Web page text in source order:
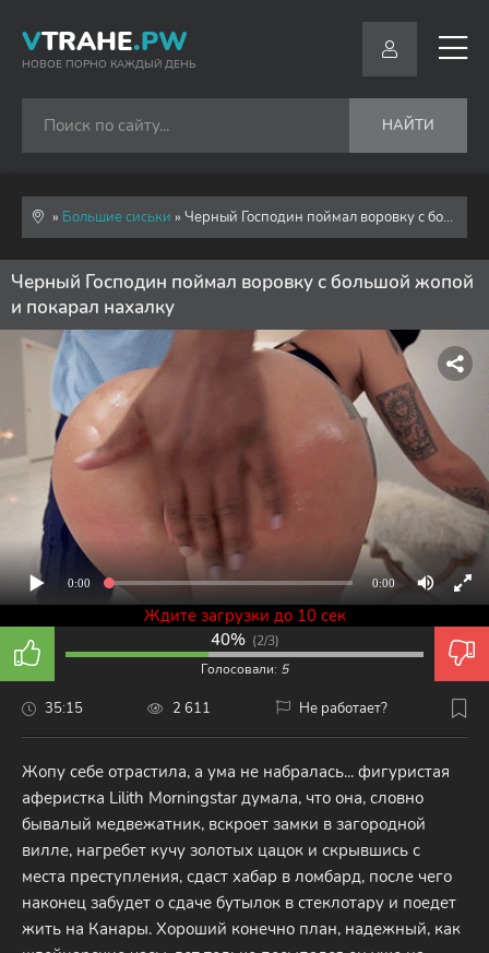
VTRAHE.PW
НОВОЕ ПОРНО КАЖДЫЙ ДЕНЬ
НАЙТИ
» Большие сиськи » Черный Господин поймал воровку с большой жопой и покарал нахалку
Черный Господин поймал воровку с большой жопой
и покарал нахалку
Жопу себе отрастила, а ума не набралась... фигуристая
аферистка Lilith Morningstar думала, что она, словно
бывалый медвежатник, вскроет замки в загородной
вилле, нагребет кучу золотых цацок и скрывшись с
места преступления, сдаст хабар в ломбард, после чего
наконец забудет о сдаче бутылок в стеклотару и поедет
жить на Канары. Хороший конечно план, надежный, как
0:00 0:00
Ждите загрузки до 10 сек
Голосовали: 5
40% (2/3)
35:15 2 611 Не работает?